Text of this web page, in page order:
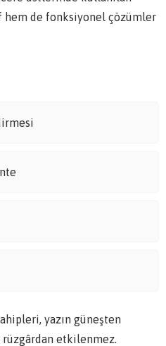
hem de fonksiyonel çözümler
yazın güneşten
rüzgârdan etkilenmez.